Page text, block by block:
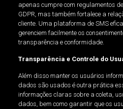
apenas cumpre com regulamentos
GDPR, mas também fortalece a
cliente. Uma plataforma de SMS
gerenciem facilmente os
transparência e conformidade.
Transparência e Controle do
Além disso manter os usuários
dados são usados é outra prática
informações claras sobre a coleta,
dados, bem como garantir que os